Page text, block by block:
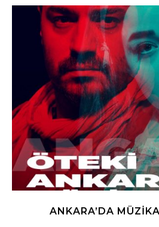
ANKARA’DA